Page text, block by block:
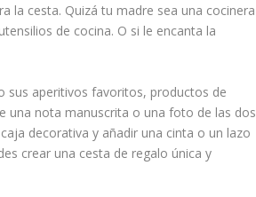
la cesta. Quizá tu madre sea una cocinera
de cocina. O si le encanta la
sus aperitivos favoritos, productos de
una nota manuscrita o una foto de las dos
decorativa y añadir una cinta o un lazo
crear una cesta de regalo única y